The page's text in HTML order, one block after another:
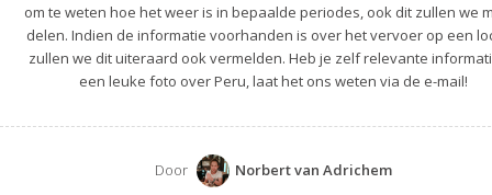
om te weten hoe het weer is in bepaalde periodes, ook dit zullen we
delen. Indien de informatie voorhanden is over het vervoer op een
zullen we dit uiteraard ook vermelden. Heb je zelf relevante
een leuke foto over Peru, laat het ons weten via de e-mail!
Door Norbert van Adrichem